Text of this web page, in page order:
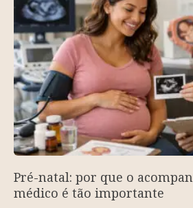
Pré-natal: por que o
médico é tão importante